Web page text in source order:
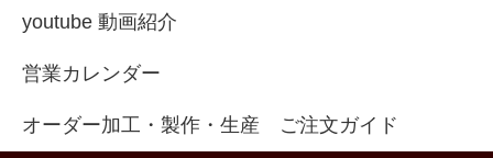
youtube 動画紹介
営業カレンダー
オーダー加工・製作・生産 ご注文ガイド